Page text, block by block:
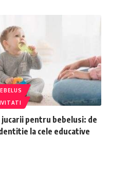
jucarii pentru bebelusi: de
la cele educative